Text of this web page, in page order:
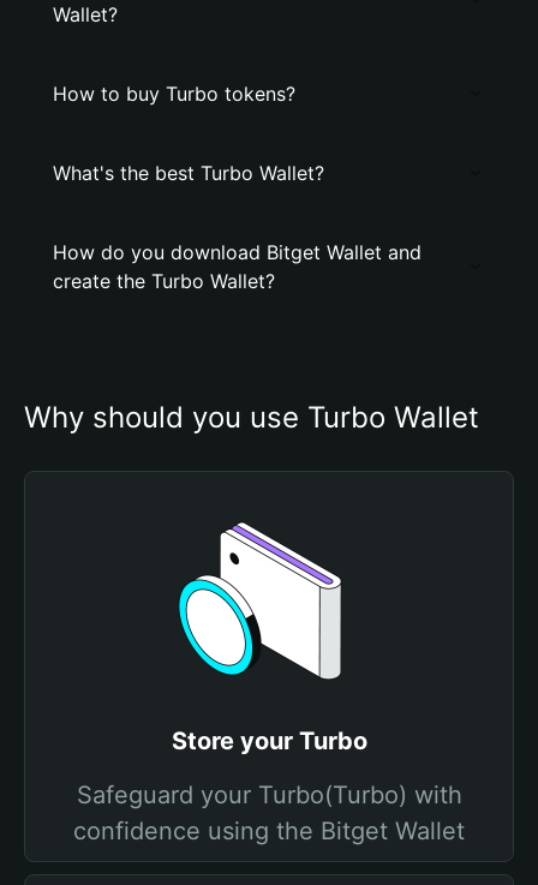
Wallet?
How to buy Turbo tokens?
What's the best Turbo Wallet?
How do you download Bitget Wallet and
create the Turbo Wallet?
Why should you use Turbo Wallet
Store your Turbo
Safeguard your Turbo(Turbo) with
confidence using the Bitget Wallet